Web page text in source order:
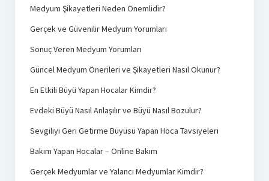
Medyum Şikayetleri Neden Önemlidir?
Gerçek ve Güvenilir Medyum Yorumları
Sonuç Veren Medyum Yorumları
Güncel Medyum Önerileri ve Şikayetleri Nasıl Okunur?
En Etkili Büyü Yapan Hocalar Kimdir?
Evdeki Büyü Nasıl Anlaşılır ve Büyü Nasıl Bozulur?
Sevgiliyi Geri Getirme Büyüsü Yapan Hoca Tavsiyeleri
Bakım Yapan Hocalar – Online Bakım
Gerçek Medyumlar ve Yalancı Medyumlar Kimdir?